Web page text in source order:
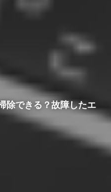
除できる？故障したエ